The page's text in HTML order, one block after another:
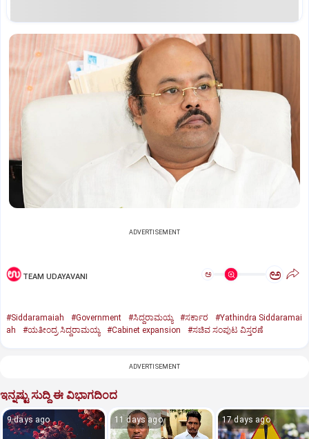
ADVERTISEMENT
TEAM UDAYAVANI ಅ ಅ
#Siddaramaiah #Government #ಸಿದ್ದರಾಮಯ್ಯ #ಸರ್ಕಾರ
#Yathindra Siddaramai
ah
#ಯತೀಂದ್ರ ಸಿದ್ದರಾಮಯ್ಯ #Cabinet expansion #ಸಚಿವ ಸಂಪುಟ ವಿಸ್ತರಣೆ
ADVERTISEMENT
ಇನ್ನಷ್ಟು ಸುದ್ದಿ ಈ ವಿಭಾಗದಿಂದ
9 days ago 11 days ago 17 days ago